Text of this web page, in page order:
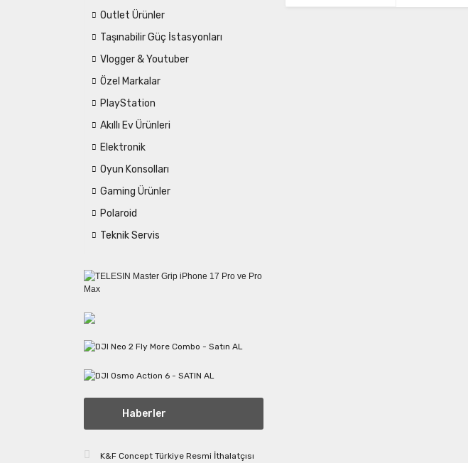
Outlet Ürünler
Taşınabilir Güç İstasyonları
Vlogger & Youtuber
Özel Markalar
PlayStation
Akıllı Ev Ürünleri
Elektronik
Oyun Konsolları
Gaming Ürünler
Polaroid
Teknik Servis
Haberler
K&F Concept Türkiye Resmi İthalatçısı